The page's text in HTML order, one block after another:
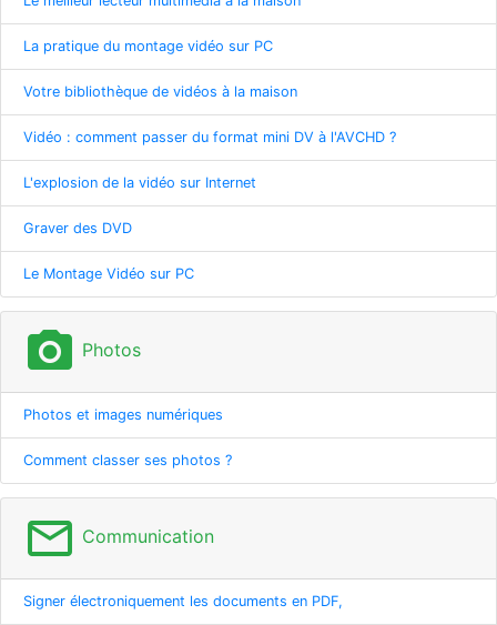
La pratique du montage vidéo sur PC
Votre bibliothèque de vidéos à la maison
Vidéo : comment passer du format mini DV à l'AVCHD ?
L'explosion de la vidéo sur Internet
Graver des DVD
Le Montage Vidéo sur PC
photo_camera Photos
Photos et images numériques
Comment classer ses photos ?
mail_outline Communication
Signer électroniquement les documents en PDF,